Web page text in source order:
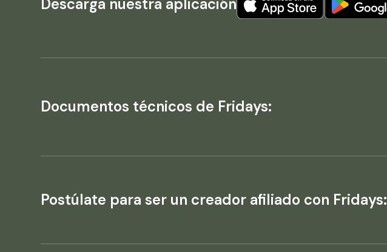
Descarga nuestra aplicación
Documentos técnicos de Fridays:
Postúlate para ser un creador afiliado con Fridays: